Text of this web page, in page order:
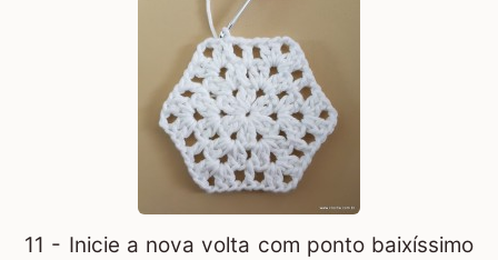
11 - Inicie a nova volta com ponto baixíssimo